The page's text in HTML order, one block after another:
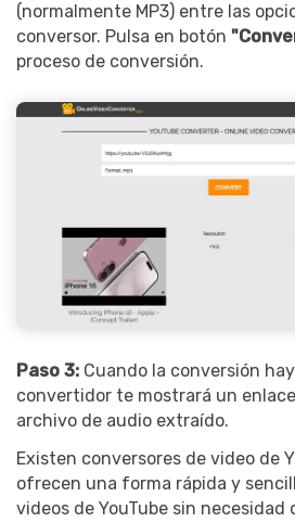
(normalmente MP3) entre las
conversor. Pulsa en botón
proceso de conversión.
Paso 3: Cuando la conversión
convertidor te mostrará un
archivo de audio extraído.
Existen conversores de video de
ofrecen una forma rápida y
videos de YouTube sin